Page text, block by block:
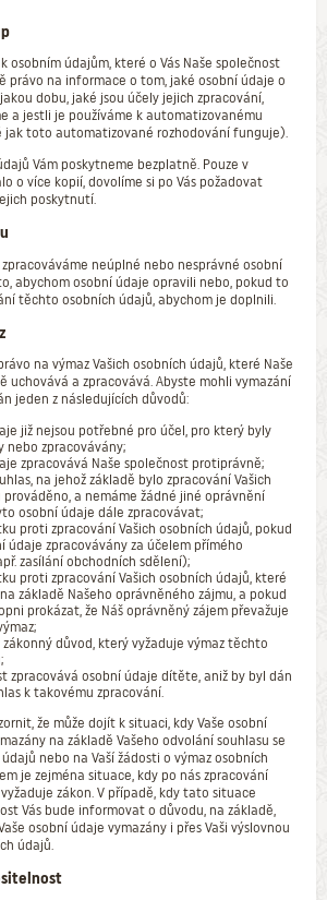
osobním údajům, které o Vás Naše společnost
právo na informace o tom, jaké osobní údaje o
dobu, jaké jsou účely jejich zpracování,
a jestli je používáme k automatizovanému
jak toto automatizované rozhodování funguje).
Vám poskytneme bezplatně. Pouze v
o více kopií, dovolíme si po Vás požadovat
poskytnutí.
zpracováváme neúplné nebo nesprávné osobní
abychom osobní údaje opravili nebo, pokud to
těchto osobních údajů, abychom je doplnili.
na výmaz Vašich osobních údajů, které Naše
uchovává a zpracovává. Abyste mohli vymazání
jeden z následujících důvodů:
již nejsou potřebné pro účel, pro který byly
nebo zpracovávány;
zpracovává Naše společnost protiprávně;
na jehož základě bylo zpracování Vašich
a nemáme žádné jiné oprávnění
osobní údaje dále zpracovávat;
proti zpracování Vašich osobních údajů, pokud
údaje zpracovávány za účelem přímého
zasílání obchodních sdělení);
proti zpracování Vašich osobních údajů, které
základě Našeho oprávněného zájmu, a pokud
prokázat, že Náš oprávněný zájem převažuje
důvod, který vyžaduje výmaz těchto
zpracovává osobní údaje dítěte, aniž by byl dán
k takovému zpracování.
že může dojít k situaci, kdy Vaše osobní
na základě Vašeho odvolání souhlasu se
nebo na Vaší žádosti o výmaz osobních
je zejména situace, kdy po nás zpracování
zákon. V případě, kdy tato situace
Vás bude informovat o důvodu, na základě,
osobní údaje vymazány i přes Vaši výslovnou
údajů.